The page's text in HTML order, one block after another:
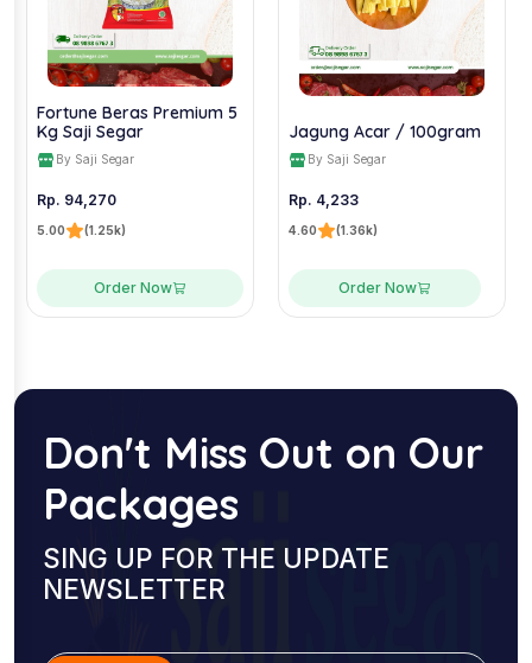
Fortune Beras Premium 5
Kg Saji Segar
By Saji Segar
Rp. 94,270
5.00 (1.25k)
Order Now
Jagung Acar / 100gram
By Saji Segar
Rp. 4,233
4.60 (1.36k)
Order Now
Don't Miss Out on Our
Packages
SING UP FOR THE UPDATE
NEWSLETTER